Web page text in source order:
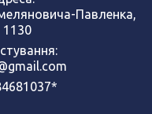
Павленка,
1130